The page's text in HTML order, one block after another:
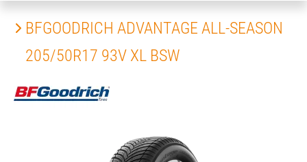
BFGOODRICH ADVANTAGE ALL-SEASON
205/50R17 93V XL BSW
Bildergalerie überspringen